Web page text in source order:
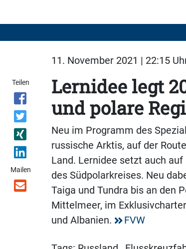
11. November 2021 | 22:15
Teilen
Mailen
Lernidee legt
und polare
Neu im Programm des
russische Arktis, auf der
Land. Lernidee setzt auch
des Südpolarkreises. Neu
Taiga und Tundra bis an den
Mittelmeer, im
und Albanien.
FVW